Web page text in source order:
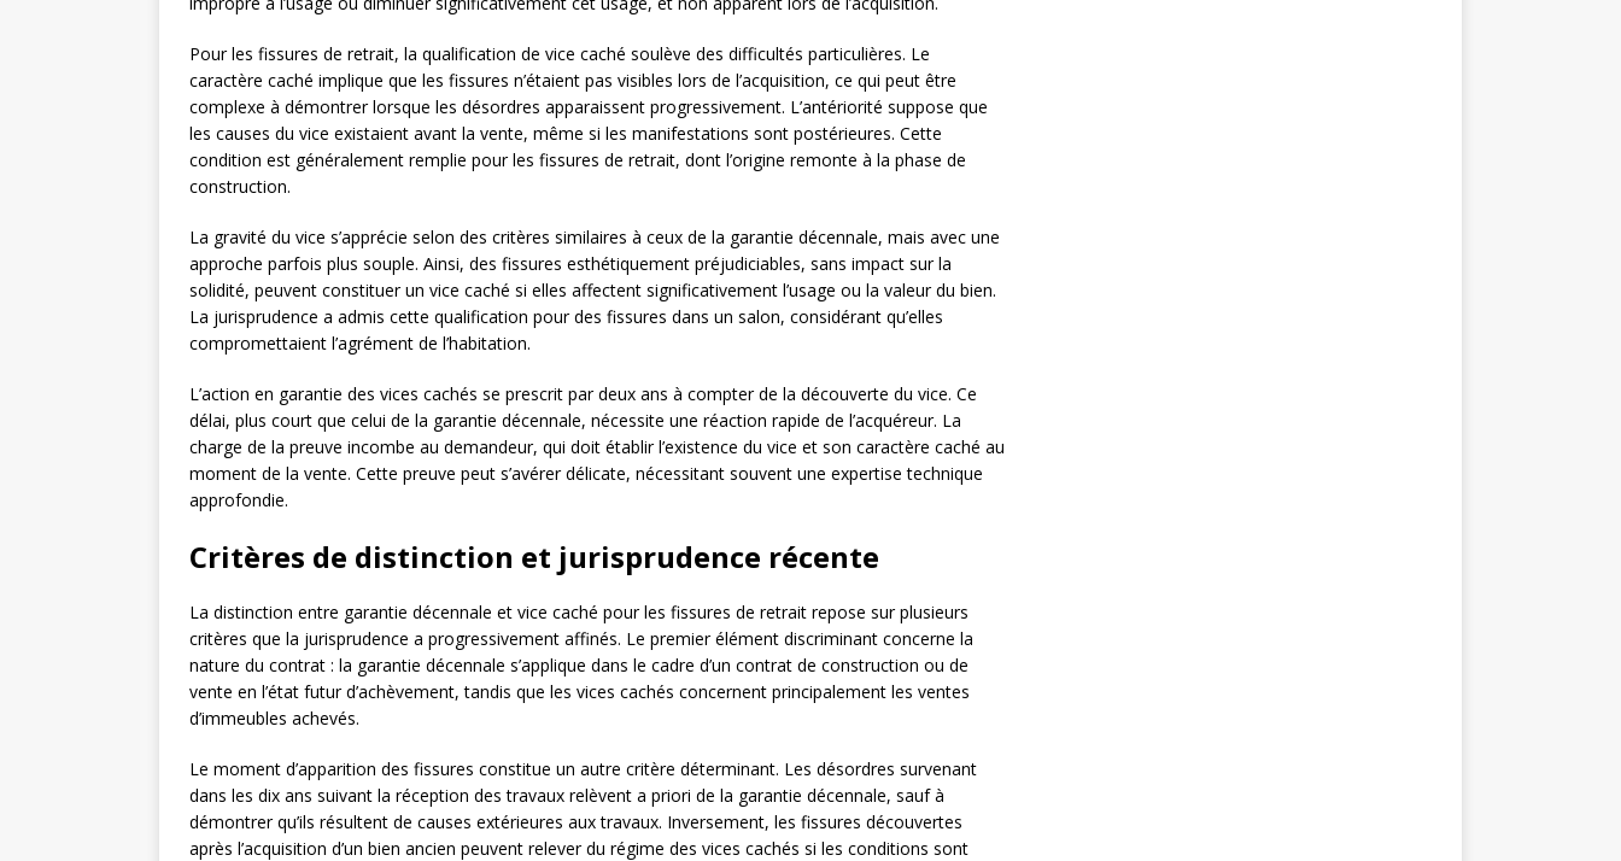
Pour les fissures de retrait, la qualification de vice caché soulève des difficultés particulières. Le
caractère caché implique que les fissures n’étaient pas visibles lors de l’acquisition, ce qui peut être
complexe à démontrer lorsque les désordres apparaissent progressivement. L’antériorité suppose que
les causes du vice existaient avant la vente, même si les manifestations sont postérieures. Cette
condition est généralement remplie pour les fissures de retrait, dont l’origine remonte à la phase de
construction.
La gravité du vice s’apprécie selon des critères similaires à ceux de la garantie décennale, mais avec une
approche parfois plus souple. Ainsi, des fissures esthétiquement préjudiciables, sans impact sur la
solidité, peuvent constituer un vice caché si elles affectent significativement l’usage ou la valeur du bien.
La jurisprudence a admis cette qualification pour des fissures dans un salon, considérant qu’elles
compromettaient l’agrément de l’habitation.
L’action en garantie des vices cachés se prescrit par deux ans à compter de la découverte du vice. Ce
délai, plus court que celui de la garantie décennale, nécessite une réaction rapide de l’acquéreur. La
charge de la preuve incombe au demandeur, qui doit établir l’existence du vice et son caractère caché au
moment de la vente. Cette preuve peut s’avérer délicate, nécessitant souvent une expertise technique
approfondie.
Critères de distinction et jurisprudence récente
La distinction entre garantie décennale et vice caché pour les fissures de retrait repose sur plusieurs
critères que la jurisprudence a progressivement affinés. Le premier élément discriminant concerne la
nature du contrat : la garantie décennale s’applique dans le cadre d’un contrat de construction ou de
vente en l’état futur d’achèvement, tandis que les vices cachés concernent principalement les ventes
d’immeubles achevés.
Le moment d’apparition des fissures constitue un autre critère déterminant. Les désordres survenant
dans les dix ans suivant la réception des travaux relèvent a priori de la garantie décennale, sauf à
démontrer qu’ils résultent de causes extérieures aux travaux. Inversement, les fissures découvertes
après l’acquisition d’un bien ancien peuvent relever du régime des vices cachés si les conditions sont